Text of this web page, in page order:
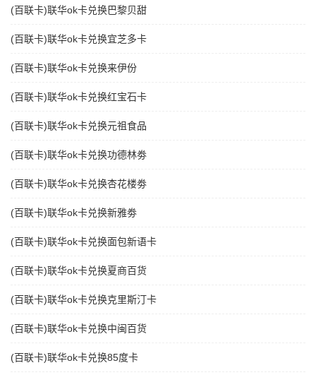
(百联卡)联华ok卡兑换巴黎贝甜
(百联卡)联华ok卡兑换宜芝多卡
(百联卡)联华ok卡兑换来伊份
(百联卡)联华ok卡兑换红宝石卡
(百联卡)联华ok卡兑换元祖食品
(百联卡)联华ok卡兑换功德林劵
(百联卡)联华ok卡兑换杏花楼劵
(百联卡)联华ok卡兑换新雅劵
(百联卡)联华ok卡兑换面包新语卡
(百联卡)联华ok卡兑换夏商百货
(百联卡)联华ok卡兑换克里斯汀卡
(百联卡)联华ok卡兑换中闽百货
(百联卡)联华ok卡兑换85度卡